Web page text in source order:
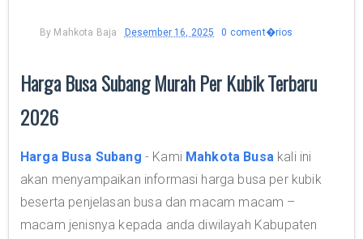
By Mahkota Baja Desember 16, 2025 0 coment�rios
Harga Busa Subang Murah Per Kubik Terbaru
2026
Harga Busa Subang - Kami Mahkota Busakali ini
akan menyampaikan informasi harga busa per kubik
beserta penjelasan busa dan macam macam –
macam jenisnya kepada anda diwilayah Kabupaten